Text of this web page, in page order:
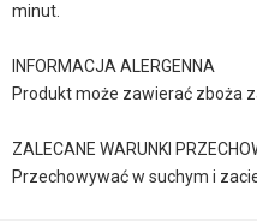
minut.
INFORMACJA ALERGENNA
Produkt może zawierać zboża
ZALECANE WARUNKI
Przechowywać w suchym i